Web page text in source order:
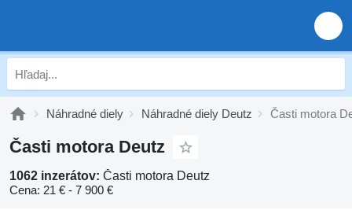
Náhradné diely Náhradné diely Deutz Časti motora
Časti motora Deutz
1062 inzerátov: Časti motora Deutz
Cena: 21 € - 7 900 €